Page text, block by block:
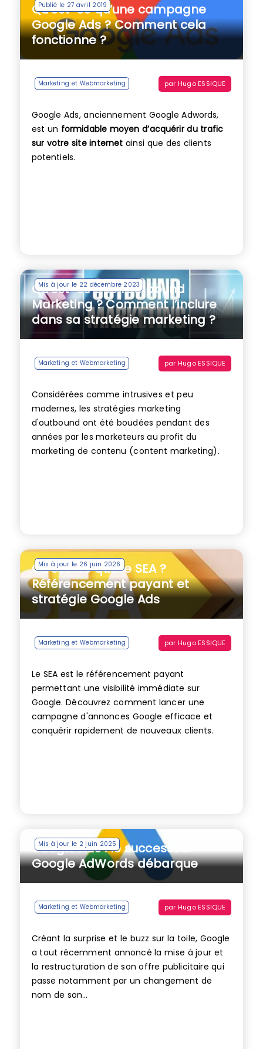
Publié le 27 avril 2019
Qu’est-ce qu’une campagne
Google Ads ? Comment cela
fonctionne ?
Marketing et Webmarketing par Hugo ESSIQUE
Google Ads, anciennement Google Adwords,
est un formidable moyen d’acquérir du trafic
sur votre site internet ainsi que des clients
potentiels.
Mis à jour le 22 décembre 2023
Qu’est-ce que l’outbound
Marketing ? Comment l’inclure
dans sa stratégie marketing ?
Marketing et Webmarketing par Hugo ESSIQUE
Considérées comme intrusives et peu
modernes, les stratégies marketing
d'outbound ont été boudées pendant des
années par les marketeurs au profit du
marketing de contenu (content marketing).
Mis à jour le 26 juin 2026
Qu’est-ce que le SEA ?
Référencement payant et
stratégie Google Ads
Marketing et Webmarketing par Hugo ESSIQUE
Le SEA est le référencement payant
permettant une visibilité immédiate sur
Google. Découvrez comment lancer une
campagne d'annonces Google efficace et
conquérir rapidement de nouveaux clients.
Mis à jour le 2 juin 2025
Google Ads : le successeur
Google AdWords débarque
Marketing et Webmarketing par Hugo ESSIQUE
Créant la surprise et le buzz sur la toile, Google
a tout récemment annoncé la mise à jour et
la restructuration de son offre publicitaire qui
passe notamment par un changement de
nom de son...